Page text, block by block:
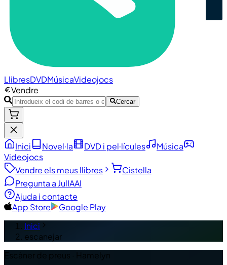
LlibresDVDMúsicaVideojocs
Vendre
Cercar
Inici Novel·la DVD i pel·lícules
Música
Videojocs
Vendre els meus llibres
Cistella
Pregunta a JulIAAI
Ajuda i contacte
App Store
Google Play
Inici
escanejar
Escàner de preus · Hamelyn